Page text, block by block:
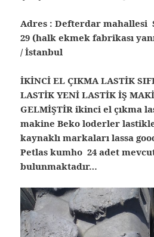
Adres : Defterdar mahallesi
29 (halk ekmek fabrikası
/ İstanbul
İKİNCİ EL ÇIKMA LASTİK
LASTİK YENİ LASTİK İŞ
GELMİŞTİR ikinci el çıkma
makine Beko loderler
kaynaklı markaları lassa
Petlas kumho 24 adet
bulunmaktadır…